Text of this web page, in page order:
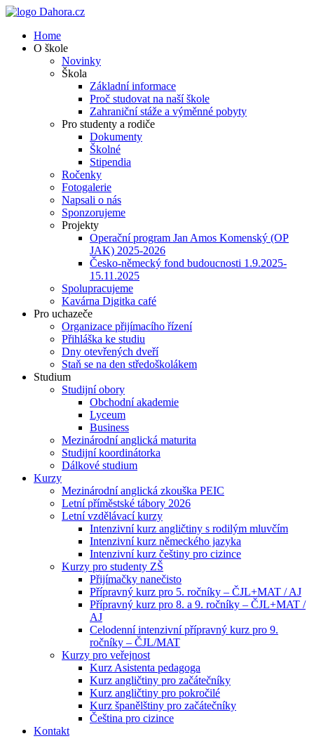
Home
O škole
Novinky
Škola
Základní informace
Proč studovat na naší škole
Zahraniční stáže a výměnné pobyty
Pro studenty a rodiče
Dokumenty
Školné
Stipendia
Ročenky
Fotogalerie
Napsali o nás
Sponzorujeme
Projekty
Operační program Jan Amos Komenský (OP
JAK) 2025-2026
Česko-německý fond budoucnosti 1.9.2025-
15.11.2025
Spolupracujeme
Kavárna Digitka café
Pro uchazeče
Organizace přijímacího řízení
Přihláška ke studiu
Dny otevřených dveří
Staň se na den středoškolákem
Studium
Studijní obory
Obchodní akademie
Lyceum
Business
Mezinárodní anglická maturita
Studijní koordinátorka
Dálkové studium
Kurzy
Mezinárodní anglická zkouška PEIC
Letní příměstské tábory 2026
Letní vzdělávací kurzy
Intenzivní kurz angličtiny s rodilým mluvčím
Intenzivní kurz německého jazyka
Intenzivní kurz češtiny pro cizince
Kurzy pro studenty ZŠ
Přijímačky nanečisto
Přípravný kurz pro 5. ročníky – ČJL+MAT / AJ
Přípravný kurz pro 8. a 9. ročníky – ČJL+MAT /
AJ
Celodenní intenzivní přípravný kurz pro 9.
ročníky – ČJL/MAT
Kurzy pro veřejnost
Kurz Asistenta pedagoga
Kurz angličtiny pro začátečníky
Kurz angličtiny pro pokročilé
Kurz španělštiny pro začátečníky
Čeština pro cizince
Kontakt